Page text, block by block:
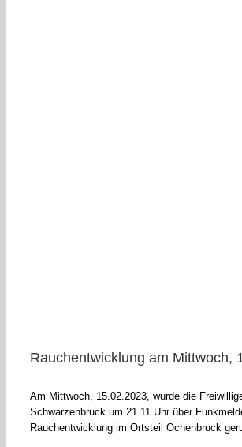
Rauchentwicklung am Mittwoch,
Am Mittwoch, 15.02.2023, wurde die
Schwarzenbruck um 21.11 Uhr über
Rauchentwicklung im Ortsteil Ochenbruck